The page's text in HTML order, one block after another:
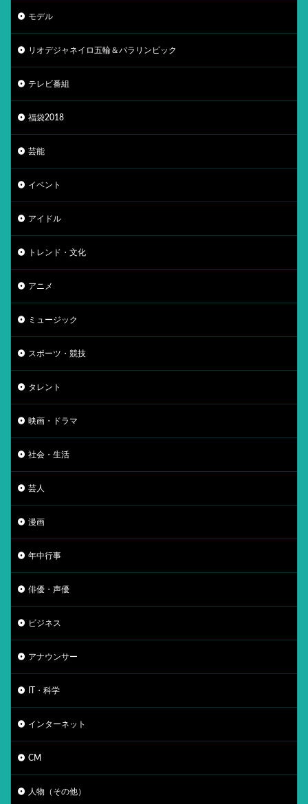
モデル
リオデジャネイロ五輪＆パラリンピック
テレビ番組
福袋2018
芸能
イベント
アイドル
トレンド・文化
アニメ
ミュージック
スポーツ・競技
タレント
映画・ドラマ
社会・生活
芸人
漫画
年中行事
俳優・声優
ビジネス
アナウンサー
IT・科学
インターネット
CM
人物（その他）